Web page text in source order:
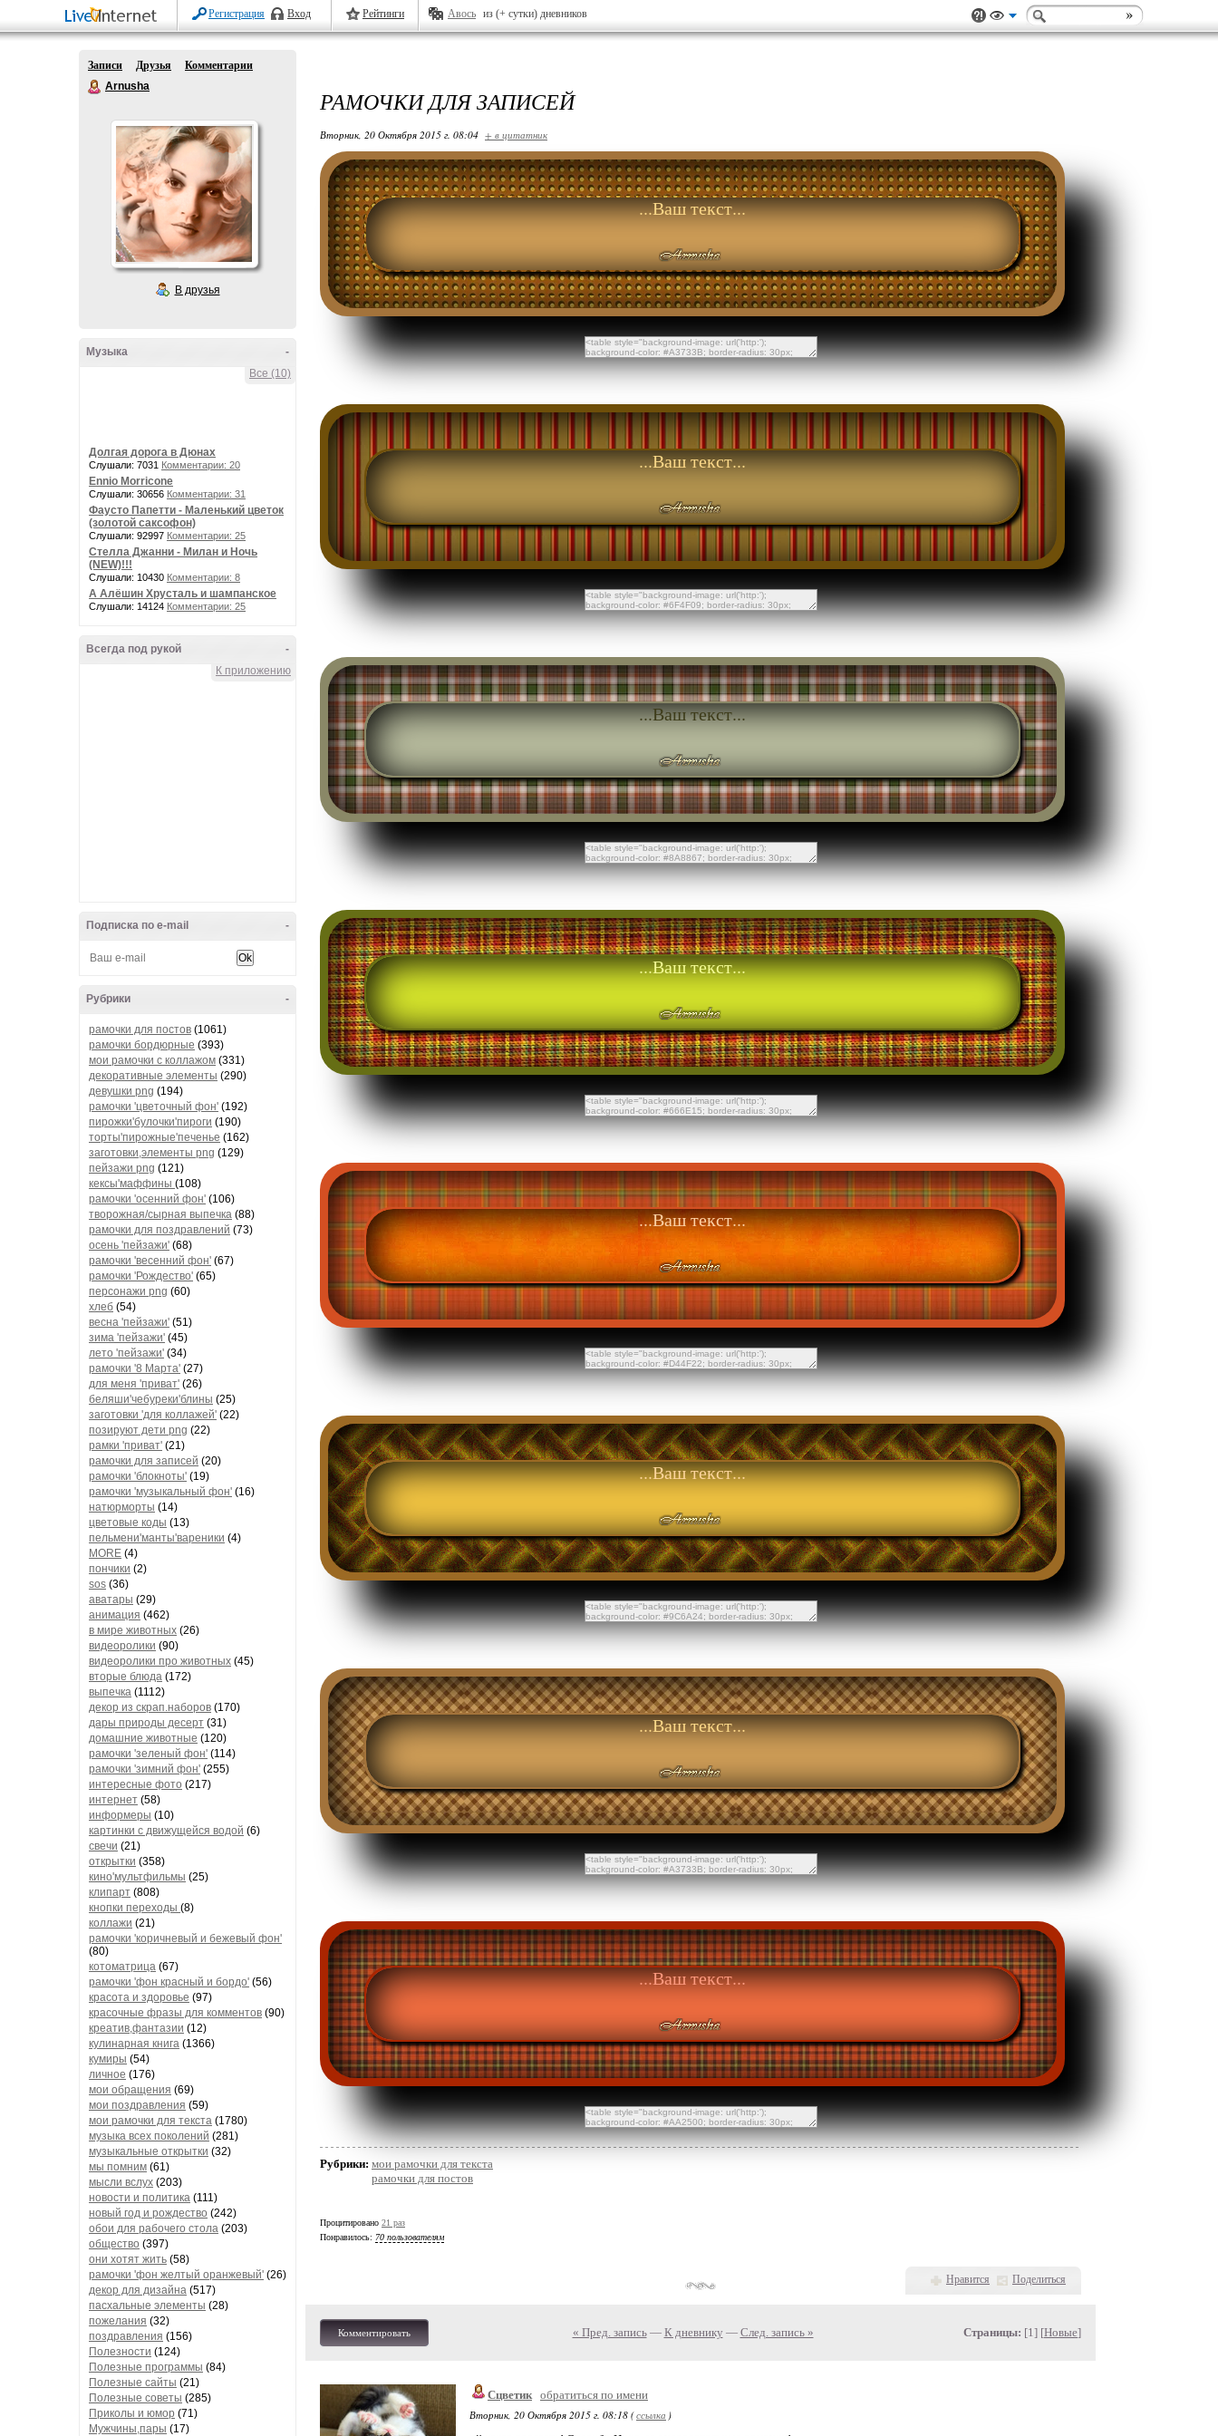
Регистрация Вход Рейтинги Авось из (+ сутки) дневников
Записи Друзья
Комментарии
Arnusha
В друзья
-
Музыка
Все (10)
Долгая дорога в Дюнах
Слушали: 7031 Комментарии: 20
Ennio Morricone
Слушали: 30656 Комментарии: 31
Фаусто Папетти - Маленький цветок
(золотой саксофон)
Слушали: 92997 Комментарии: 25
Стелла Джанни - Милан и Ночь
(NEW)!!!
Слушали: 10430 Комментарии: 8
А Алёшин Хрусталь и шампанское
Слушали: 14124 Комментарии: 25
-
Всегда под рукой
К приложению
-
Подписка по e-mail
-
Рубрики
рамочки для постов (1061)
рамочки бордюрные (393)
мои рамочки с коллажом (331)
декоративные элементы (290)
девушки png (194)
рамочки 'цветочный фон' (192)
пирожки'булочки'пироги (190)
торты'пирожные'печенье (162)
заготовки,элементы png (129)
пейзажи png (121)
кексы'маффины (108)
рамочки 'осенний фон' (106)
творожная/сырная выпечка (88)
рамочки для поздравлений (73)
осень 'пейзажи' (68)
рамочки 'весенний фон' (67)
рамочки 'Рождество' (65)
персонажи png (60)
хлеб (54)
весна 'пейзажи' (51)
зима 'пейзажи' (45)
лето 'пейзажи' (34)
рамочки '8 Марта' (27)
для меня 'приват' (26)
беляши'чебуреки'блины (25)
заготовки 'для коллажей' (22)
позируют дети png (22)
рамки 'приват' (21)
рамочки для записей (20)
рамочки 'блокноты' (19)
рамочки 'музыкальный фон' (16)
натюрморты (14)
цветовые коды (13)
пельмени'манты'вареники (4)
MORE (4)
пончики (2)
sos (36)
аватары (29)
анимация (462)
в мире животных (26)
видеоролики (90)
видеоролики про животных (45)
вторые блюда (172)
выпечка (1112)
декор из скрап.наборов (170)
дары природы десерт (31)
домашние животные (120)
рамочки 'зеленый фон' (114)
рамочки 'зимний фон' (255)
интересные фото (217)
интернет (58)
информеры (10)
картинки с движущейся водой (6)
свечи (21)
открытки (358)
кино'мультфильмы (25)
клипарт (808)
кнопки переходы (8)
коллажи (21)
рамочки 'коричневый и бежевый фон'
(80)
котоматрица (67)
рамочки 'фон красный и бордо' (56)
красота и здоровье (97)
красочные фразы для комментов (90)
креатив,фантазии (12)
кулинарная книга (1366)
кумиры (54)
личное (176)
мои обращения (69)
мои поздравления (59)
мои рамочки для текста (1780)
музыка всех поколений (281)
музыкальные открытки (32)
мы помним (61)
мысли вслух (203)
новости и политика (111)
новый год и рождество (242)
обои для рабочего стола (203)
общество (397)
они хотят жить (58)
рамочки 'фон желтый оранжевый' (26)
декор для дизайна (517)
пасхальные элементы (28)
пожелания (32)
поздравления (156)
Полезности (124)
Полезные программы (84)
Полезные сайты (21)
Полезные советы (285)
Приколы и юмор (71)
Мужчины,пары (17)
РАМОЧКИ ДЛЯ ЗАПИСЕЙ
Вторник, 20 Октября 2015 г. 08:04 + в цитатник
...Ваш текст...
...Ваш текст...
...Ваш текст...
...Ваш текст...
...Ваш текст...
...Ваш текст...
...Ваш текст...
...Ваш текст...
Рубрики: мои рамочки для текста
рамочки для постов
Процитировано 21 раз
Понравилось: 70 пользователям
Нравится Поделиться
Комментировать « Пред. запись— К дневнику — След. запись » Страницы: [1] [Новые]
Сцветик обратиться по имени
Вторник, 20 Октября 2015 г. 08:18 (ссылка )